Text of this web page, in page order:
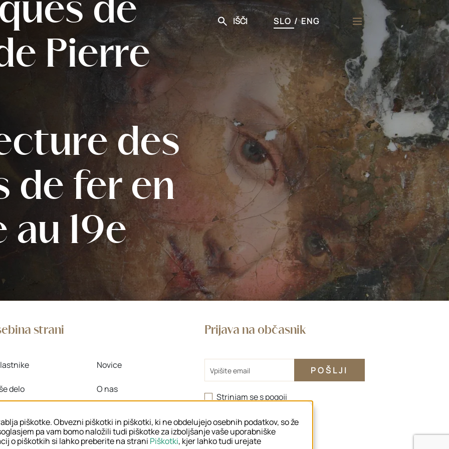
IŠČI
Išči
SLO / ENG
de
Pierre
des
de fer en
au 19e
strani
delo
Novice
O nas
Prijava na občasnik
Strinjam se spogoji
piškotke. Obvezni piškotki in piškotki, ki ne obdelujejo osebnih podatkov, so že
pa vam bomo naložili tudi piškotke za izboljšanje vaše uporabniške
o piškotkih si lahko preberite na strani Piškotki, kjer lahko tudi urejate